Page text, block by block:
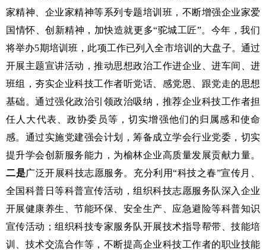
家精神、企业家精神等系列专题培训班，不断增强企业家爱
国情怀、创新精神，加快造就更多“驼城工匠”。今年，我们
将举办5期培训班，此项工作已列入全市培训的大盘子。通过
开展主题宣讲活动，推动思想政治工作进企业、进车间、进
班组，夯实企业科技工作者听党话、感党恩、跟党走的思想
基础。通过强化政治引领政治吸纳，推荐企业科技工作者担
任人大代表、政协委员等，切实增强他们的归属感和使命
感。通过实施党建强会计划，筹备成立学会行业党委，切实
提升学会创新服务能力，为榆林企业高质量发展贡献力量。
二是广泛开展科技志愿服务。充分利用“科技之春”宣传月、
全国科普日等科普宣传活动，组织科技志愿服务队深入企业
开展健康养生、节能环保、安全生产、应急避险等科普知识
宣传活动；组织科技专家服务队开展技术指导帮带、技能培
训、技术交流合作等，不断提高企业科技工作者的职业技能